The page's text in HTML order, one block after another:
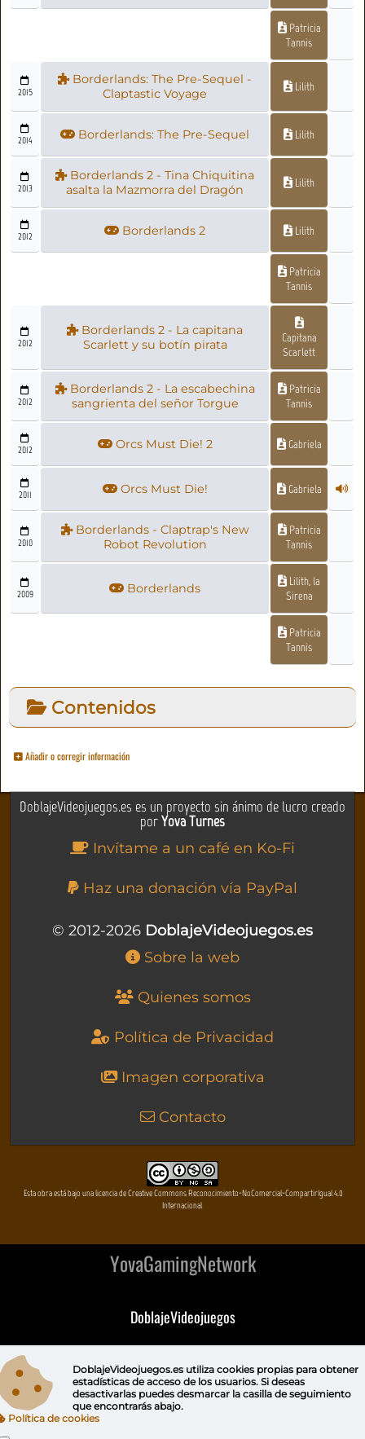
Patricia
Tannis
2015
Borderlands: The Pre-Sequel -
Claptastic Voyage
Lilith
2014 Borderlands: The Pre-Sequel Lilith
2013
Borderlands 2 - Tina Chiquitina
asalta la Mazmorra del Dragón
Lilith
2012 Borderlands 2 Lilith
Patricia
Tannis
2012
Borderlands 2 - La capitana
Scarlett y su botín pirata
Capitana
Scarlett
2012
Borderlands 2 - La escabechina
sangrienta del señor Torgue
Patricia
Tannis
2012 Orcs Must Die! 2 Gabriela
2011 Orcs Must Die! Gabriela
2010
Borderlands - Claptrap's New
Robot Revolution
Patricia
Tannis
2009 Borderlands
Lilith, la
Sirena
Patricia
Tannis
Contenidos
Añadir o corregir información
DoblajeVideojuegos.es es un proyecto sin ánimo de lucro creado
porYova Turnes
Invítame a un café en Ko-Fi
Haz una donación vía PayPal
© 2012-2026 DoblajeVideojuegos.es
Sobre la web
Quienes somos
Política de Privacidad
Imagen corporativa
Contacto
Esta obra está bajo una licencia de Creative Commons Reconocimiento-NoComercial-CompartirIgual 4.0
Internacional
YovaGamingNetwork
DoblajeVideojuegos
DeVuego
DeVuego GAL
DoblajeVideojuegos.es utiliza cookies propiaspara obtener
estadísticas de acceso de los usuarios. Si deseas
desactivarlas puedes desmarcar la casilla de seguimiento
que encontrarás abajo.
Política de cookies